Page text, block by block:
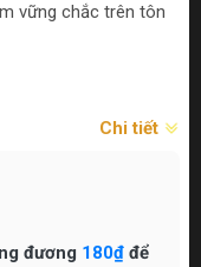
vững chắc trên tôn
Chi tiết
đương 180₫ để